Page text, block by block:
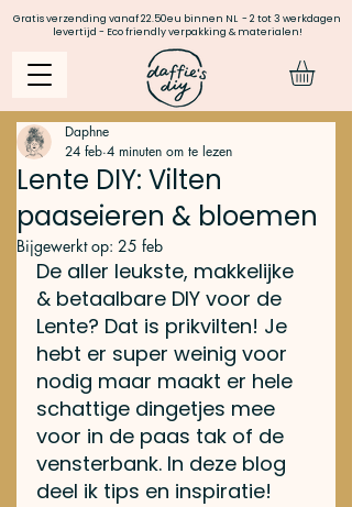
Gratis verzending vanaf 22.50eu binnen NL - 2 tot 3 werkdagen
levertijd - Eco friendly verpakking & materialen!
Lente DIY: Vilten
paaseieren & bloemen
Daphne
24 feb 4 minuten om te lezen
Bijgewerkt op: 25 feb
De aller leukste, makkelijke
& betaalbare DIY voor de
Lente? Dat is prikvilten! Je
hebt er super weinig voor
nodig maar maakt er hele
schattige dingetjes mee
voor in de paas tak of de
vensterbank. In deze blog
deel ik tips en inspiratie!